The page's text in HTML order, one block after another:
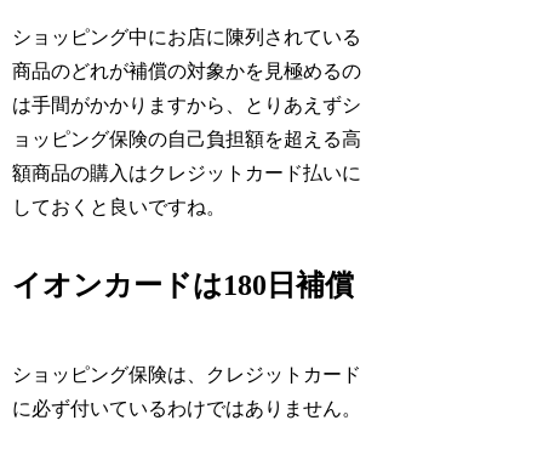
ショッピング中にお店に陳列されている
商品のどれが補償の対象かを見極めるの
は手間がかかりますから、とりあえずシ
ョッピング保険の自己負担額を超える高
額商品の購入はクレジットカード払いに
しておくと良いですね。
イオンカードは180日補償
ショッピング保険は、クレジットカード
に必ず付いているわけではありません。